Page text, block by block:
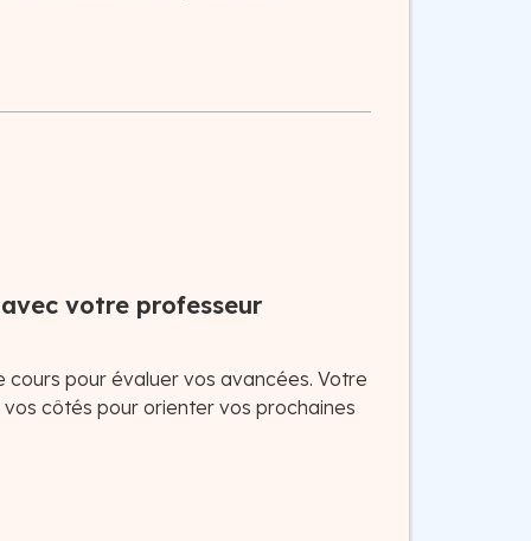
votre professeur
pour évaluer vos avancées. Votre
côtés pour orienter vos prochaines